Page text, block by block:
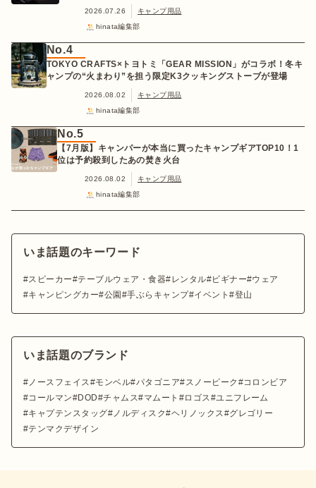
2026.07.26
キャンプ用品
hinata編集部
No.4
TOKYO CRAFTS×トヨトミ「GEAR MISSION」がコラボ！冬キ
ャンプの“火まわり”を担う限定K3クッキングストーブが登場
2026.08.02
キャンプ用品
hinata編集部
No.5
【7月版】キャンパーが本当に買ったキャンプギアTOP10！1
位は予約殺到したあの焚き火台
2026.08.02
キャンプ用品
hinata編集部
いま話題のキーワード
スピーカー テーブルウェア・食器 レンタル ビギナー
ウェア
キャンピングカー 公園 手ぶらキャンプ イベント 登山
いま話題のブランド
ノースフェイス モンベル パタゴニア スノーピーク
コロンビア
コールマン
DOD チャムス マムート ロゴス
ユニフレーム
キャプテンスタッグ
ノルディスク ヘリノックス
グレゴリー
テンマクデザイン